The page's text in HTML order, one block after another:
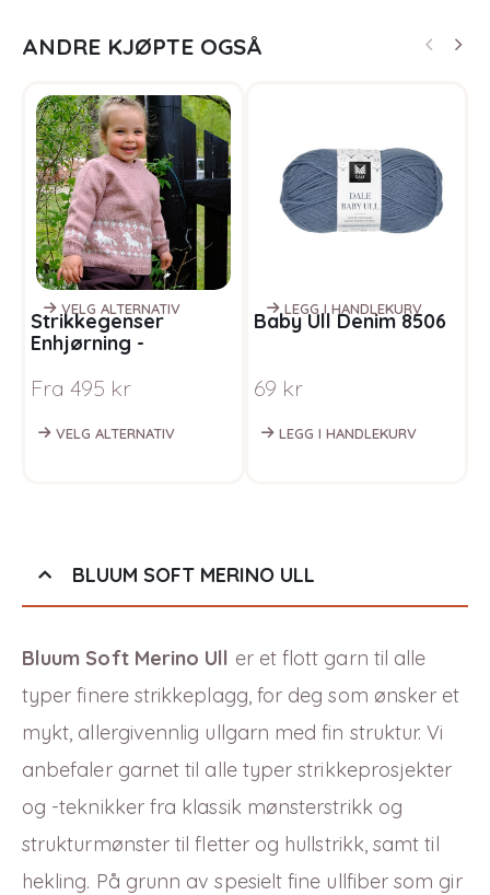
ANDRE KJØPTE OGSÅ
VELG ALTERNATIV
Strikkegenser
Enhjørning -
Pure Eco Baby Wool
Fra 495 kr
VELG ALTERNATIV
LEGG I HANDLEKURV
Baby Ull Denim 8506
69 kr
LEGG I HANDLEKURV
BLUUM SOFT MERINO ULL
Bluum Soft Merino Ull er et flott garn til alle
typer finere strikkeplagg, for deg som ønsker et
mykt, allergivennlig ullgarn med fin struktur. Vi
anbefaler garnet til alle typer strikkeprosjekter
og -teknikker fra klassik mønsterstrikk og
strukturmønster til fletter og hullstrikk, samt til
hekling. På grunn av spesielt fine ullfiber som gir